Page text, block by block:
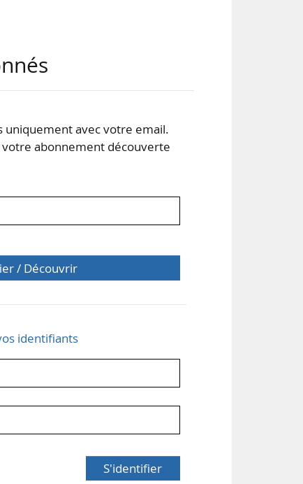
uniquement avec votre email.
abonnement découverte
/ Découvrir
identifiants
S'identifier